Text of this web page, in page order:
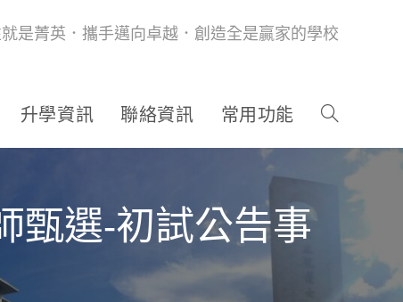
是菁英．攜手邁向卓越．創造全是贏家的學校
升學資訊 聯絡資訊 常用功能
甄選-初試公告事